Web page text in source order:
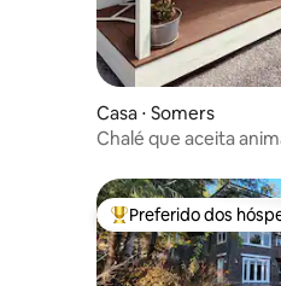
Casa ⋅ Somers
Chalé que aceita
Entre os melhores
Preferido dos